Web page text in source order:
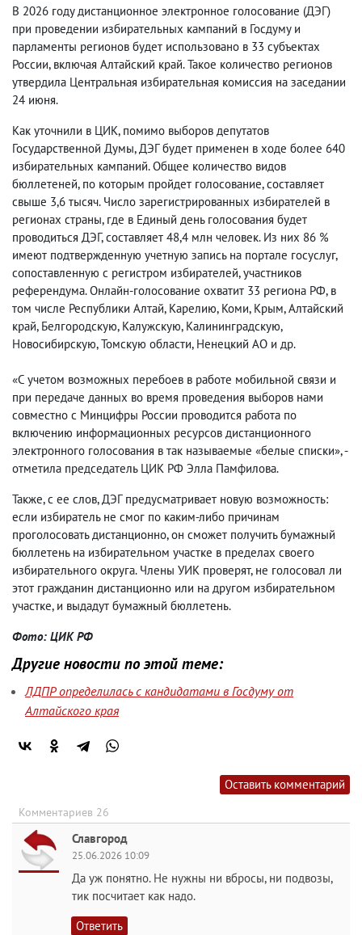
В 2026 году дистанционное электронное голосование (ДЭГ)
при проведении избирательных кампаний в Госдуму и
парламенты регионов будет использовано в 33 субъектах
России, включая Алтайский край. Такое количество регионов
утвердила Центральная избирательная комиссия на заседании
24 июня.
Как уточнили в ЦИК, помимо выборов депутатов
Государственной Думы, ДЭГ будет применен в ходе более 640
избирательных кампаний. Общее количество видов
бюллетеней, по которым пройдет голосование, составляет
свыше 3,6 тысяч. Число зарегистрированных избирателей в
регионах страны, где в Единый день голосования будет
проводиться ДЭГ, составляет 48,4 млн человек. Из них 86 %
имеют подтвержденную учетную запись на портале госуслуг,
сопоставленную с регистром избирателей, участников
референдума. Онлайн-голосование охватит 33 региона РФ, в
том числе Республики Алтай, Карелию, Коми, Крым, Алтайский
край, Белгородскую, Калужскую, Калининградскую,
Новосибирскую, Томскую области, Ненецкий АО и др.
«С учетом возможных перебоев в работе мобильной связи и
при передаче данных во время проведения выборов нами
совместно с Минцифры России проводится работа по
включению информационных ресурсов дистанционного
электронного голосования в так называемые «белые списки», -
отметила председатель ЦИК РФ Элла Памфилова.
Также, с ее слов, ДЭГ предусматривает новую возможность:
если избиратель не смог по каким-либо причинам
проголосовать дистанционно, он сможет получить бумажный
бюллетень на избирательном участке в пределах своего
избирательного округа. Члены УИК проверят, не голосовал ли
этот гражданин дистанционно или на другом избирательном
участке, и выдадут бумажный бюллетень.
Фото: ЦИК РФ
Другие новости по этой теме:
ЛДПР определилась с кандидатами в Госдуму от
Алтайского края
Оставить комментарий
Комментариев 26
Славгород
25.06.2026 10:09
Да уж понятно. Не нужны ни вбросы, ни подвозы,
тик посчитает как надо.
Ответить